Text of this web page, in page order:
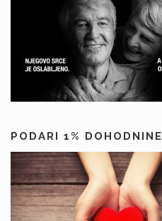
PODARI 1% DOHODNINE